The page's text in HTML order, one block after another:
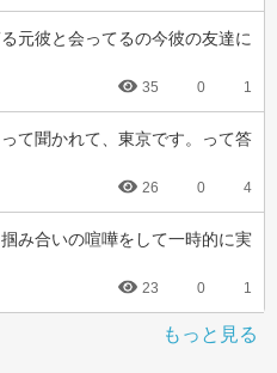
元彼と会ってるの今彼の友達に
35 0 1
て聞かれて、東京です。って答
26 0 4
み合いの喧嘩をして一時的に実
23 0 1
もっと見る